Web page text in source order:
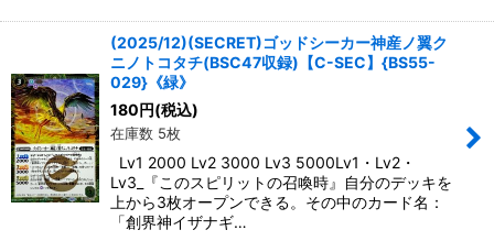
(2025/12)(SECRET)ゴッドシーカー神産ノ翼ク
ニノトコタチ(BSC47収録)【C-SEC】{BS55-
029}《緑》
180円(税込)
在庫数 5枚
Lv1 2000 Lv2 3000 Lv3 5000Lv1・Lv2・
Lv3_『このスピリットの召喚時』自分のデッキを
上から3枚オープンできる。その中のカード名：
「創界神イザナギ…